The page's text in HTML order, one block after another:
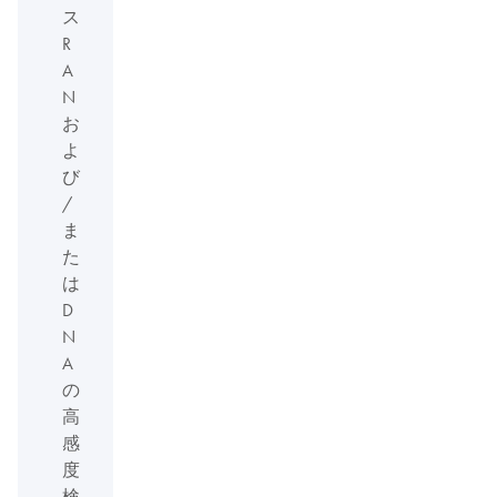
ス
R
A
N
お
よ
び
/
ま
た
は
D
N
A
の
高
感
度